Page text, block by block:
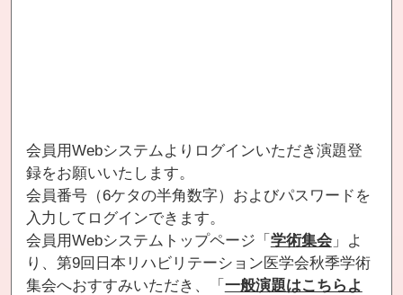
会員用Webシステムよりログインいただき演題登
録をお願いいたします。
会員番号（6ケタの半角数字）およびパスワードを
入力してログインできます。
会員用Webシステムトップページ「学術集会」よ
り、第9回日本リハビリテーション医学会秋季学術
集会へおすすみいただき、「一般演題はこちらよ